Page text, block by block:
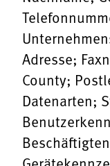
Adresse;
County;
Datenarten;